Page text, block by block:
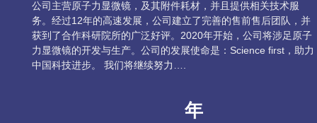
公司主营原子力显微镜，及其附件耗材，并且提供相关技术服
务。经过12年的高速发展，公司建立了完善的售前售后团队，并
获到了合作科研院所的广泛好评。2020年开始，公司将涉足原子
力显微镜的开发与生产。公司的发展使命是：Science first，助力
中国科技进步。 我们将继续努力….
年